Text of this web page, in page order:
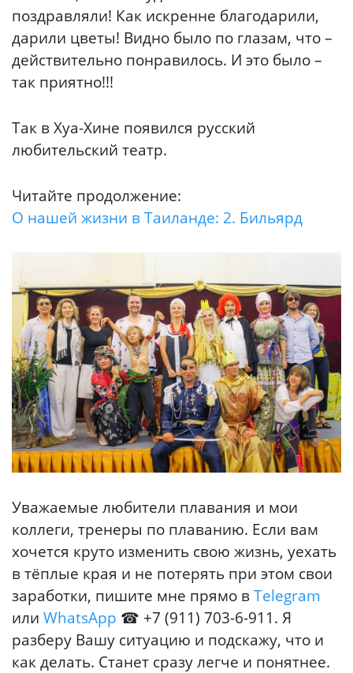
поздравляли! Как искренне благодарили,
дарили цветы! Видно было по глазам, что –
действительно понравилось. И это было –
так приятно!!!
Так в Хуа-Хине появился русский
любительский театр.
Читайте продолжение:
О нашей жизни в Таиланде: 2. Бильярд
Уважаемые любители плавания и мои
коллеги, тренеры по плаванию. Если вам
хочется круто изменить свою жизнь, уехать
в тёплые края и не потерять при этом свои
заработки, пишите мне прямо вTelegram
или WhatsApp ☎ +7 (911) 703-6-911. Я
разберу Вашу ситуацию и подскажу, что и
как делать. Станет сразу легче и понятнее.